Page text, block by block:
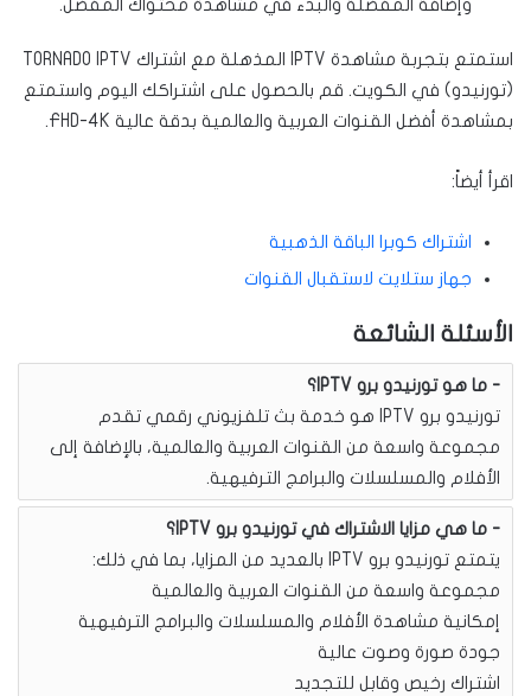
وإضافة المفضلة والبدء في مشاهدة محتواك المفضل.
استمتع بتجربة مشاهدة IPTV المذهلة مع اشتراك TORNADO IPTV
(تورنيدو) في الكويت. قم بالحصول على اشتراكك اليوم واستمتع
بمشاهدة أفضل القنوات العربية والعالمية بدقة عالية FHD-4K.
اقرأ أيضاً:
اشتراك كوبرا الباقة الذهبية
جهاز ستلايت لاستقبال القنوات
الأسئلة الشائعة
ما هو تورنيدو برو IPTV؟
تورنيدو برو IPTV هو خدمة بث تلفزيوني رقمي تقدم
مجموعة واسعة من القنوات العربية والعالمية، بالإضافة إلى
الأفلام والمسلسلات والبرامج الترفيهية.
ما هي مزايا الاشتراك في تورنيدو برو IPTV؟
يتمتع تورنيدو برو IPTV بالعديد من المزايا، بما في ذلك:
مجموعة واسعة من القنوات العربية والعالمية
إمكانية مشاهدة الأفلام والمسلسلات والبرامج الترفيهية
جودة صورة وصوت عالية
اشتراك رخيص وقابل للتجديد